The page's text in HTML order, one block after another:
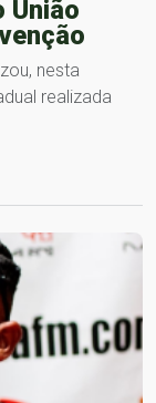
União
nesta
realizada